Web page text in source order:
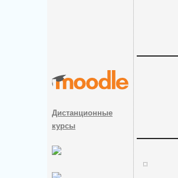
Дистанционные
курсы